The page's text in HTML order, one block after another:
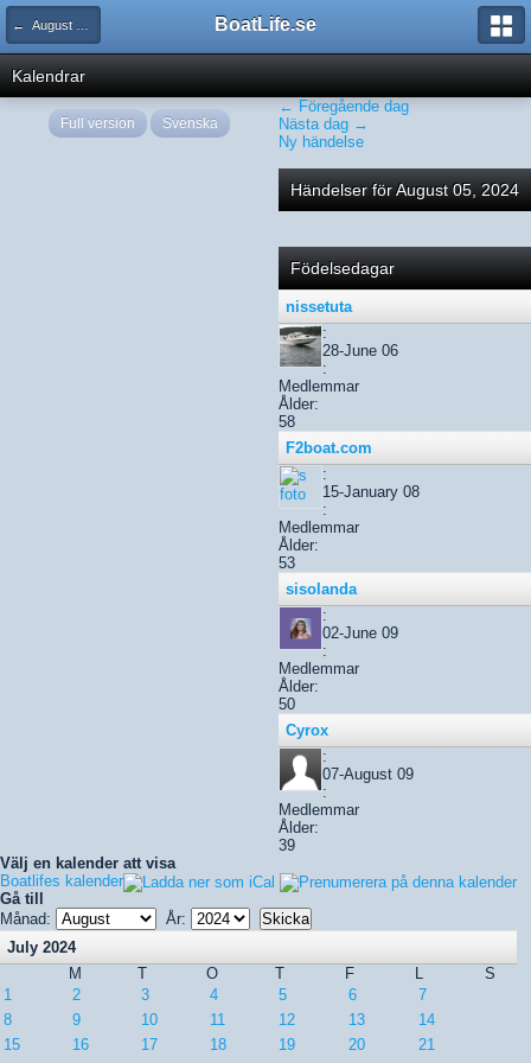
← August 2024 BoatLife.se
Kalendrar
← Föregående dag
Nästa dag →
Ny händelse
Händelser för August 05, 2024
Födelsedagar
nissetuta
:
28-June 06
:
Medlemmar
Ålder:
58
F2boat.com
:
15-January 08
:
Medlemmar
Ålder:
53
sisolanda
:
02-June 09
:
Medlemmar
Ålder:
50
Cyrox
:
07-August 09
:
Medlemmar
Ålder:
39
Välj en kalender att visa
Boatlifes kalender
Gå till
Månad:
År:
July 2024
M
T O T F L
S
1
2 3 4 5 6
7
8
9 10 11 12 13
14
15
16 17 18 19 20
21
Full version Svenska